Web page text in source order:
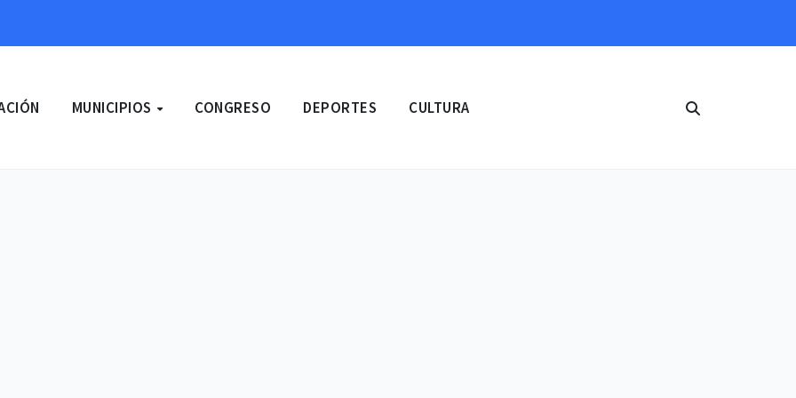
MUNICIPIOS CONGRESO DEPORTES CULTURA